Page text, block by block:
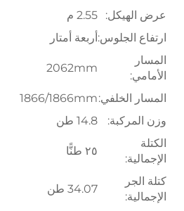
عرض الهيكل:
2.55 م
ارتفاع الجلوس:أربعة أمتار
المسار
الأمامي:
2062mm
المسار الخلفي:1866/1866mm
وزن المركبة:
14.8 طن
الكتلة
الإجمالية:
٢٥ طنًّا
كتلة الجر
الإجمالية:
34.07 طن